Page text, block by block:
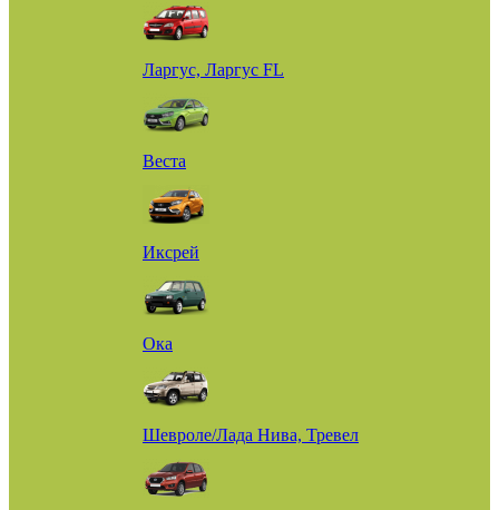
Ларгус, Ларгус FL
Веста
Иксрей
Ока
Шевроле/Лада Нива, Тревел